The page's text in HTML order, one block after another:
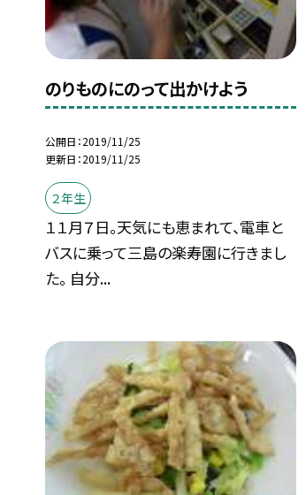
のりものにのって出かけよう
公開日 2019/11/25
更新日 2019/11/25
２年生
１１月７日。天気にも恵まれて、電車と
バスに乗って三島の楽寿園に行きまし
た。 自分...